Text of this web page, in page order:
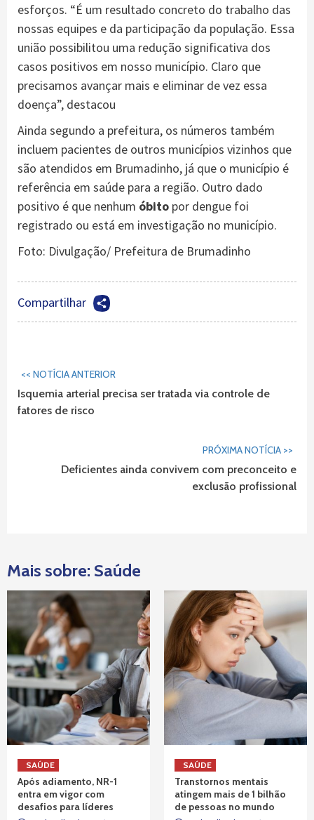
esforços. “É um resultado concreto do trabalho das
nossas equipes e da participação da população. Essa
união possibilitou uma redução significativa dos
casos positivos em nosso município. Claro que
precisamos avançar mais e eliminar de vez essa
doença”, destacou
Ainda segundo a prefeitura, os números também
incluem pacientes de outros municípios vizinhos que
são atendidos em Brumadinho, já que o município é
referência em saúde para a região. Outro dado
positivo é que nenhum óbito por dengue foi
registrado ou está em investigação no município.
Foto: Divulgação/ Prefeitura de Brumadinho
Compartilhar
Continuar
Lendo...
<< NOTÍCIA ANTERIOR
Isquemia arterial precisa ser tratada via controle de
fatores de risco
PRÓXIMA NOTÍCIA >>
Deficientes ainda convivem com preconceito e
exclusão profissional
Mais sobre: Saúde
SAÚDE
Após adiamento, NR-1
entra em vigor com
desafios para líderes
SAÚDE
Transtornos mentais
atingem mais de 1 bilhão
de pessoas no mundo